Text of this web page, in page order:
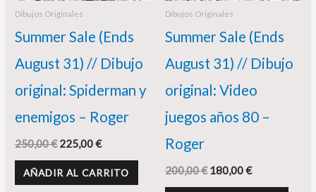
Dibujos Originales
Summer Sale (Ends
August 31) // Dibujo
original: Spiderman y
enemigos – Roger
250,00€ 225,00€
AÑADIR AL CARRITO
Dibujos Originales
Summer Sale (Ends
August 31) // Dibujo
original: Video
juegos años 80 –
Roger
200,00€ 180,00€